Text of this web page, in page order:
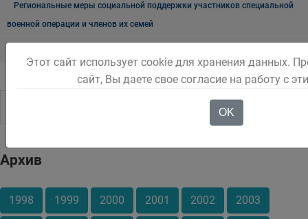
Региональные меры социальной поддержки участников специальной
военной операции и членов их семей
Архив
1998 1999 2000 2001 2002 2003
Этот сайт использует cookie для хранения данных.
сайт, Вы даете свое согласие на работу с
OK